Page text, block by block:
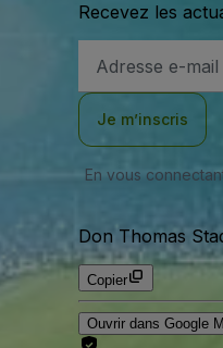
Recevez les
e-
Je m’inscris
En vous
Don Thomas
Copier
Ouvrir dans Google